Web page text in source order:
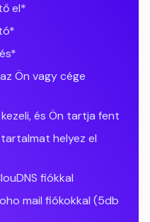
el*
Ön vagy cége
és Ön tartja fent
helyez el
fiókkal
mail fiókokkal (5db